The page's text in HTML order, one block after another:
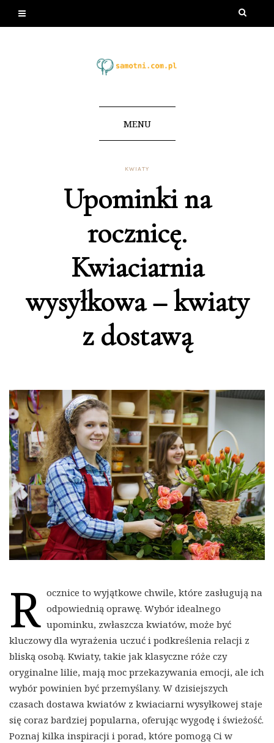
MENU
KWIATY
Upominki na
rocznicę.
Kwiaciarnia
wysyłkowa – kwiaty
z dostawą
R ocznice to wyjątkowe chwile, które zasługują na
odpowiednią oprawę. Wybór idealnego
upominku, zwłaszcza kwiatów, może być
kluczowy dla wyrażenia uczuć i podkreślenia relacji z
bliską osobą. Kwiaty, takie jak klasyczne róże czy
oryginalne lilie, mają moc przekazywania emocji, ale ich
wybór powinien być przemyślany. W dzisiejszych
czasach dostawa kwiatów z kwiaciarni wysyłkowej staje
się coraz bardziej popularna, oferując wygodę i świeżość.
Poznaj kilka inspiracji i porad, które pomogą Ci w